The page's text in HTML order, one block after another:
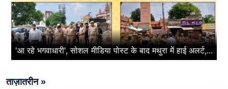
'आ रहे भगवाधारी', सोशल मीडिया पोस्ट के बाद मथुरा में हाई अलर्ट,...
ताज़ातरीन »